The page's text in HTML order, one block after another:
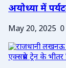
अयोध्या में
May 20, 2025 0